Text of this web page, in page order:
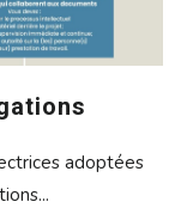
adoptées